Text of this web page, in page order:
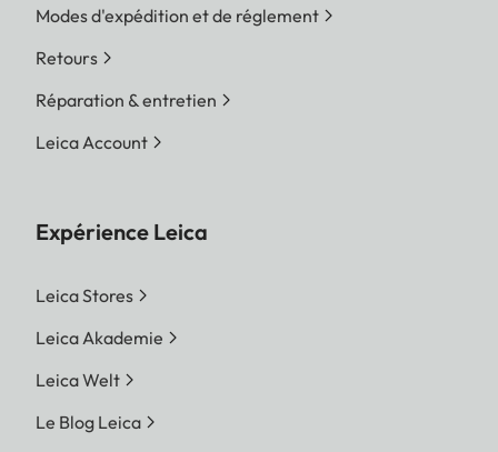
Modes d'expédition et de réglement
Retours
Réparation & entretien
Leica Account
Expérience Leica
Leica Stores
Leica Akademie
Leica Welt
Le Blog Leica